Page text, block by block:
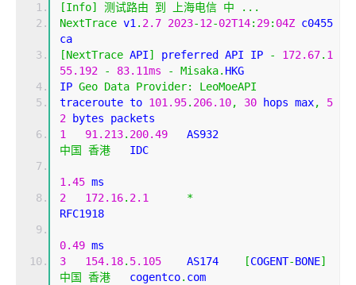
[Info] 测试路由 到 上海电信 中
...
NextTrace v1. 2.7 2023-12-02T14: 29: 04Z c0455
ca
[NextTrace API] preferred API IP - 172.67. 1
55.192
- 83.11ms - Misaka. HKG
IP Geo Data Provider:
LeoMoeAPI
traceroute to 101.95. 206.10, 30 hops max,
5
2 bytes packets
1
91.213. 200.49
中国
香港
   IDC
1.45 ms
2
172.16. 2.1
*
RFC1918
0.49 ms
3
154.18. 5.105
    AS174
[COGENT-BONE]
中国
香港
   cogentco
. com